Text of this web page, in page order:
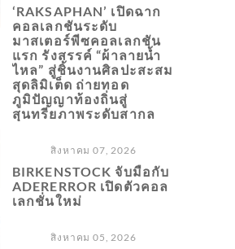
‘RAKSAPHAN’ เปิดฉาก
คอลเลกชันระดับ
มาสเตอร์พีซคอลเลกชัน
แรก รังสรรค์ “ผ้าลายน้ำ
ไหล” สู่ชิ้นงานศิลปะสะสม
สุดลิมิเต็ด ถ่ายทอด
ภูมิปัญญาท้องถิ่นสู่
สุนทรียภาพระดับสากล
สิงหาคม 07, 2026
BIRKENSTOCK จับมือกับ
ADERERROR เปิดตัวคอล
เลกชั่นใหม่
สิงหาคม 05, 2026